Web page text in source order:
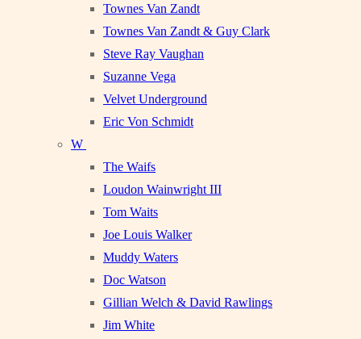
Townes Van Zandt
Townes Van Zandt & Guy Clark
Steve Ray Vaughan
Suzanne Vega
Velvet Underground
Eric Von Schmidt
W
The Waifs
Loudon Wainwright III
Tom Waits
Joe Louis Walker
Muddy Waters
Doc Watson
Gillian Welch & David Rawlings
Jim White